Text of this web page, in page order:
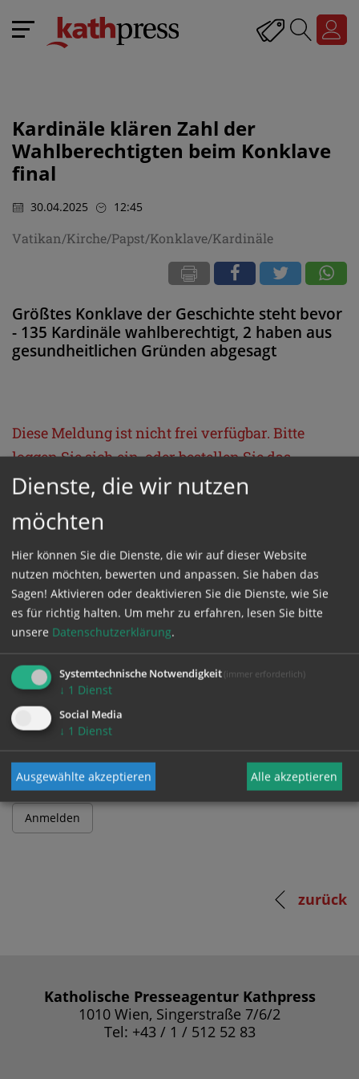
Kardinäle klären Zahl der
Wahlberechtigten beim Konklave
final
30.04.2025 12:45
Vatikan/Kirche/Papst/Konklave/Kardinäle
Größtes Konklave der Geschichte steht bevor
- 135 Kardinäle wahlberechtigt, 2 haben aus
gesundheitlichen Gründen abgesagt
Diese Meldung ist nicht frei verfügbar. Bitte
loggen Sie sich ein, oder bestellen Sie das
ProduktKathpress_online.
Bitte melden Sie sich mit Ihrem Benutzernamen
und Passwort an.
Benutzername
Passwort
zurück
Katholische Presseagentur Kathpress
1010 Wien, Singerstraße 7/6/2
Tel: +43 / 1 / 512 52 83
Dienste, die wir nutzen
möchten
Hier können Sie die Dienste, die wir auf dieser Website
nutzen möchten, bewerten und anpassen. Sie haben das
Sagen! Aktivieren oder deaktivieren Sie die Dienste, wie Sie
es für richtig halten. Um mehr zu erfahren, lesen Sie bitte
unsere Datenschutzerklärung.
Systemtechnische Notwendigkeit (immer erforderlich)
↓ 1 Dienst
Social Media
↓ 1 Dienst
Ausgewählte akzeptieren Alle akzeptieren